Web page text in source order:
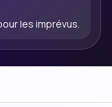
les imprévus.